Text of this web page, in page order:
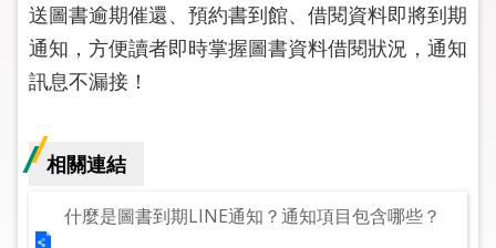
關
於
市
圖
線
上
請
送圖書逾期催還、預約書到館、借閱資料即將到期
通知，方便讀者即時掌握圖書資料借閱狀況，通知
訊息不漏接！
相關連結
什麼是圖書到期LINE通知？通知項目包含哪些？